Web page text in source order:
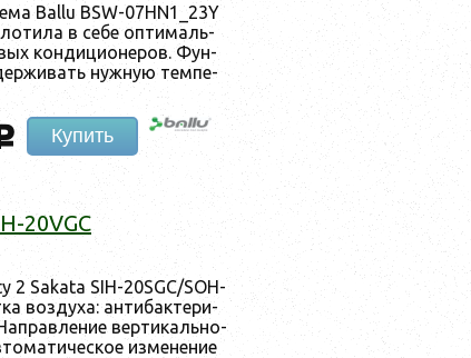
Ballu BSW-07HN1_23Y
в се­бе оп­ти­маль­
кон­ди­ци­оне­ров. Фун­
нуж­ную тем­пе­
Купить
20VGC
Sakata SIH-20SGC/SOH-
воз­ду­ха: ан­ти­бак­те­ри­
вер­ти­каль­но­
из­ме­нение